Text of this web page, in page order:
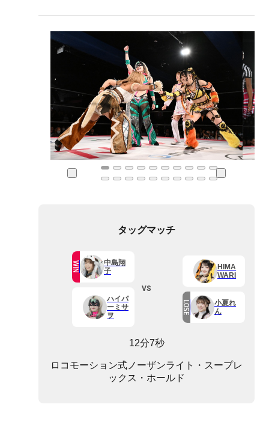
タッグマッチ
WIN
中島翔
子
ハイパ
ーミサ
ヲ
VS
HIMA
WARI
LOSE
小夏れ
ん
12分7秒
ロコモーション式ノーザンライト・スープレ
ックス・ホールド